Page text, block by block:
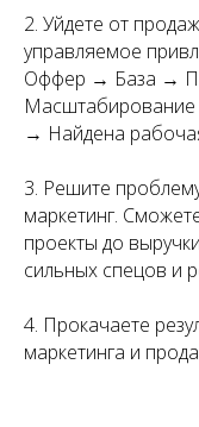
2. Уйдете от
управляемое
Оффер → База →
Масштабирование
→ Найдена
3. Решите
маркетинг.
проекты до
сильных спецов и
4. Прокачаете
маркетинга и